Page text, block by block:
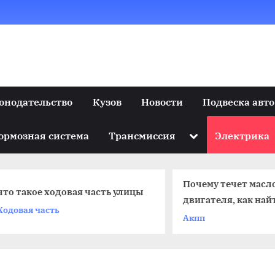
Кузов Новости Подвеска авто
система Трансмиссия Toggle
menu
Электрика
такое ходовая часть улицы
часть
Почему течет масло
двигателя, как найти
устранить протечку
Акпп